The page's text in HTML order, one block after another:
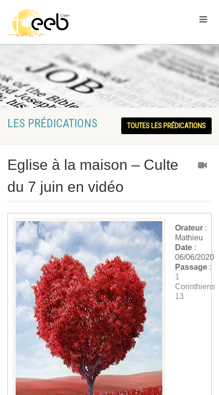
LES PRÉDICATIONS TOUTES LES PRÉDICATIONS
Eglise à la maison – Culte
du 7 juin en vidéo
Orateur :
Mathieu
Date :
06/06/2020
Passage :
1
Corinthiens
13